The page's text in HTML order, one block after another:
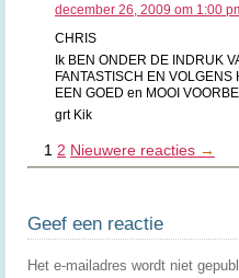
december 26, 2009 om 1:00
CHRIS
Ik BEN ONDER DE INDRUK
FANTASTISCH EN
EEN GOED en MOOI
grt Kik
1 2 Nieuwere reacties →
Geef een reactie
Het e-mailadres wordt niet